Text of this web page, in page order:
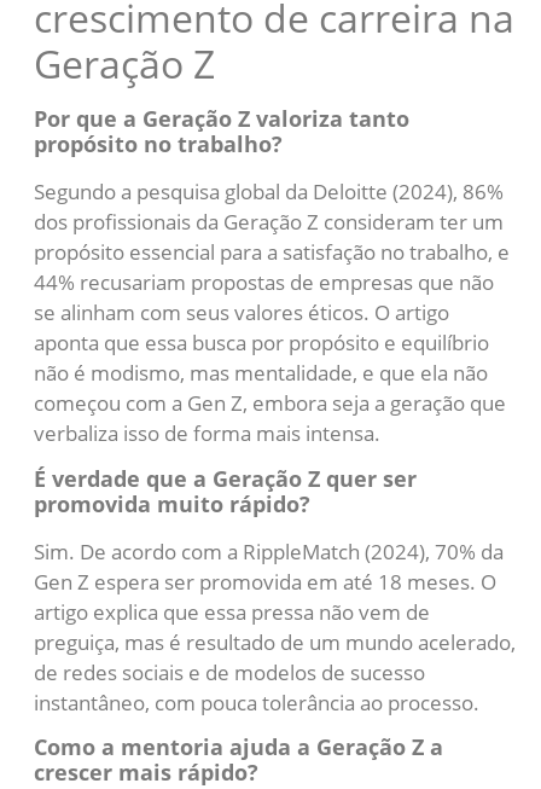
crescimento de carreira na
Geração Z
Por que a Geração Z valoriza tanto
propósito no trabalho?
Segundo a pesquisa global da Deloitte (2024), 86%
dos profissionais da Geração Z consideram ter um
propósito essencial para a satisfação no trabalho, e
44% recusariam propostas de empresas que não
se alinham com seus valores éticos. O artigo
aponta que essa busca por propósito e equilíbrio
não é modismo, mas mentalidade, e que ela não
começou com a Gen Z, embora seja a geração que
verbaliza isso de forma mais intensa.
É verdade que a Geração Z quer ser
promovida muito rápido?
Sim. De acordo com a RippleMatch (2024), 70% da
Gen Z espera ser promovida em até 18 meses. O
artigo explica que essa pressa não vem de
preguiça, mas é resultado de um mundo acelerado,
de redes sociais e de modelos de sucesso
instantâneo, com pouca tolerância ao processo.
Como a mentoria ajuda a Geração Z a
crescer mais rápido?